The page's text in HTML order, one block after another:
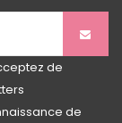
de
de